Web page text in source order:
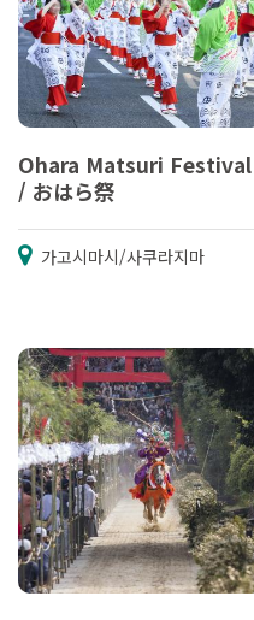
Ohara Matsuri Festival
/ おはら祭
가고시마시/사쿠라지마